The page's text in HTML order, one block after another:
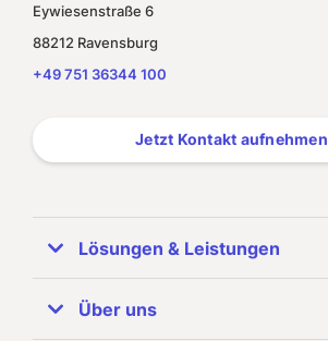
Eywiesenstraße 6
88212 Ravensburg
+49 751 36344 100
Jetzt Kontakt aufnehmen
Lösungen & Leistungen
ERP Systeme
Über uns